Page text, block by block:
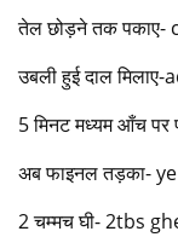
तेल छोड़ने तक
उबली हुई दाल
5 मिनट मध्यम आँच
अब फाइनल तड़का-
2 चम्मच घी- 2tbs